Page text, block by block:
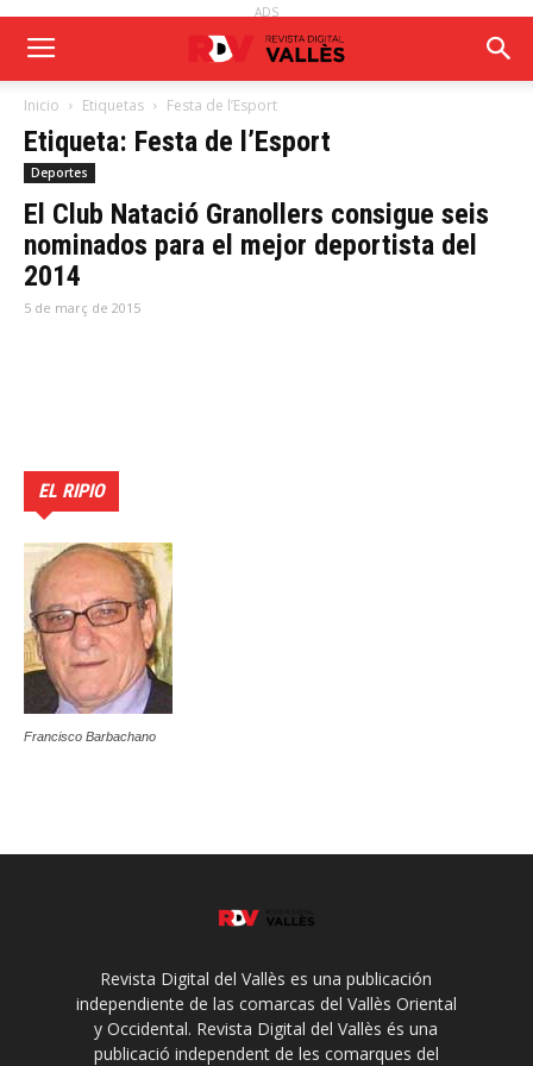
ADS
Inicio Etiquetas Festa de l’Esport
Etiqueta: Festa de l’Esport
Deportes
El Club Natació Granollers consigue seis
nominados para el mejor deportista del
2014
5 de març de 2015
EL RIPIO
Francisco Barbachano
Revista Digital del Vallès es una publicación
independiente de las comarcas del Vallès Oriental
y Occidental. Revista Digital del Vallès és una
publicació independent de les comarques del